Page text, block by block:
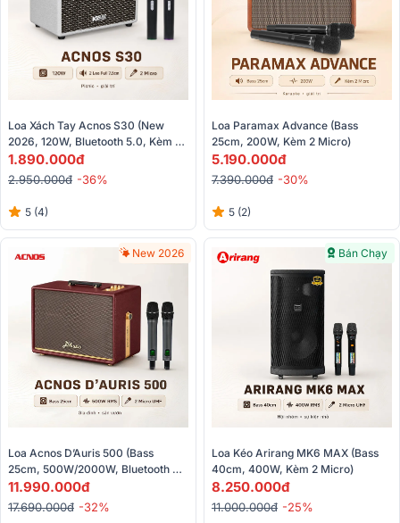
Loa Xách Tay Acnos S30 (New
2026, 120W, Bluetooth 5.0, Kèm 2
Tay Micro)
1.890.000đ
2.950.000đ -36%
5 (4)
Loa Paramax Advance (Bass
25cm, 200W, Kèm 2 Micro)
5.190.000đ
7.390.000đ -30%
5 (2)
New 2026
Loa Acnos D’Auris 500 (Bass
25cm, 500W/2000W, Bluetooth
5.0, Kèm 2 Micro)
11.990.000đ
17.690.000đ -32%
Bán Chạy
Loa Kéo Arirang MK6 MAX (Bass
40cm, 400W, Kèm 2 Micro)
8.250.000đ
11.000.000đ -25%